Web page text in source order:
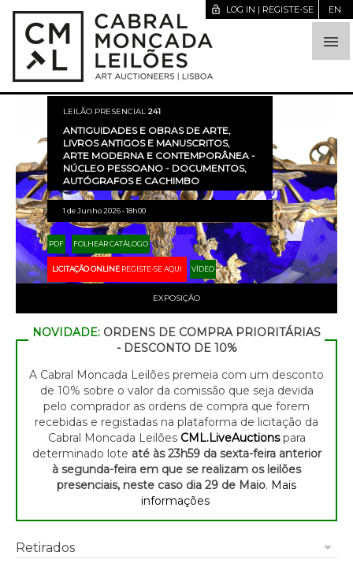

lock_open LOG IN | REGISTE-SE EN
LEILÃO PRESENCIAL 241
ANTIGUIDADES E OBRAS DE ARTE,
LIVROS ANTIGOS E MANUSCRITOS,
ARTE MODERNA E CONTEMPORÂNEA -
NÚCLEO PESSOANO - DOCUMENTOS,
AUTÓGRAFOS E CACHIMBO
1 de Junho 2026 • 18h00
PDF FOLHEAR CATÁLOGO
LICITAÇÃO ONLINE REGISTE-SE AQUI VÍDEO
EXPOSIÇÃO
NOVIDADE: ORDENS DE COMPRA PRIORITÁRIAS
- DESCONTO DE 10%
A Cabral Moncada Leilões premeia com um desconto
de 10% sobre o valor da comissão que seja devida
pelo comprador as ordens de compra que forem
recebidas e registadas na plataforma de licitação da
Cabral Moncada Leilões CML.LiveAuctionspara
determinado lote até às 23h59 da sexta-feira anterior
à segunda-feira em que se realizam os leilões
presenciais, neste caso dia 29 de Maio. Mais
informações
arrow_drop_down
Retirados